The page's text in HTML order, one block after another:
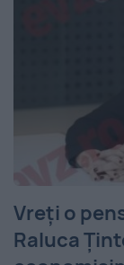
Vreți o
Raluca